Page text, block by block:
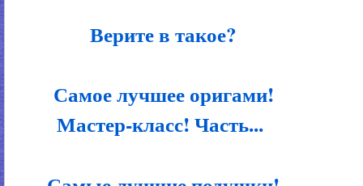
Верите в такое?
Самое лучшее оригами!
Мастер-класс! Часть...